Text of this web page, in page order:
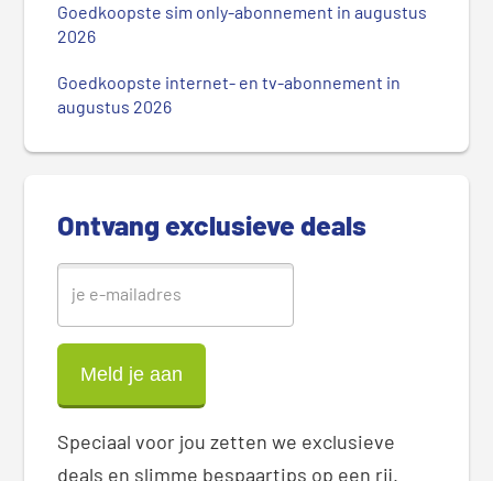
e
Goedkoopste sim only-abonnement in augustus
2026
Goedkoopste internet- en tv-abonnement in
augustus 2026
Ontvang exclusieve deals
Speciaal voor jou zetten we exclusieve
deals en slimme bespaartips op een rij.